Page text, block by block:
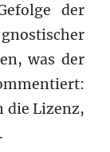
der
was der
die Lizenz,